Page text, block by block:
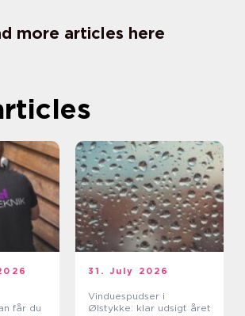
more articles here
får du
31. July 2026
Vinduespudser i
Ølstykke: klar udsigt året